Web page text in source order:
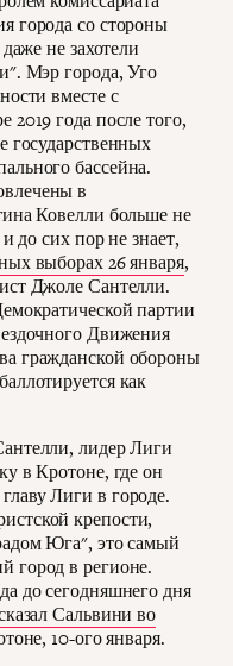
города со стороны
не захотели
Мэр города, Уго
вместе с
2019 года после того,
государственных
бассейна.
в
Ковелли больше не
до сих пор не знает,
выборах 26 января,
Джоле Сантелли.
партии
Движения
гражданской обороны
как
лидер Лиги
в Кротоне, где он
Лиги в городе.
крепости,
Юга", это самый
город в регионе.
до сегодняшнего дня
Сальвини во
10-ого января.